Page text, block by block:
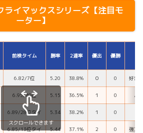
ライマックスシリーズ【注目モ
ーター】
前検タイム 勝率 2連率 優出 優勝
6.82/7位 5.20 38.8% ０ 0 好素
6.95/40位 5.15 36.5% １ 0 パ
6.89/28位タイ 5.34 38.2% １ 0
6.85/13位タイ 5.44 37.1% 2 0 強力
スクロールできます